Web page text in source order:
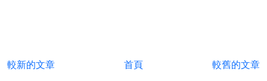
較新的文章 較舊的文章
首頁